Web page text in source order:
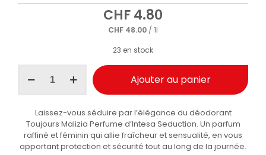
CHF4.80
CHF 48.00 / 1l
23 en stock
d'Intesa
Seduction
déodorant
Toujours
Ajouter au panier
Laissez-vous séduire par l’élégance du déodorant
Toujours Malizia Perfume d’Intesa Seduction. Un parfum
raffiné et féminin qui allie fraîcheur et sensualité, en vous
apportant protection et sécurité tout au long de la journée.